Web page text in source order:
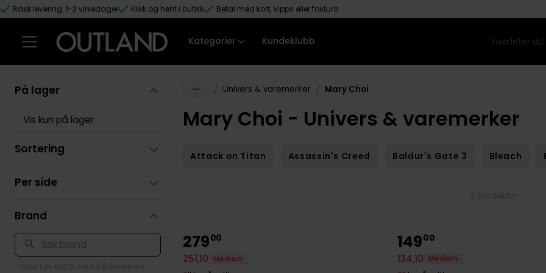
Hopp til hovedinnhold
Rask levering: 1-3 virkedager Klikk og hent i butikk Betal med kort, Vipps eller faktura
Kategorier Kundeklubb
Univers & varemerker Mary Choi
Mary Choi - Univers & varemerker
Attack on Titan Assassin's Creed Baldur's Gate 3 Bleach
27900
251,10
Medlem
14900
134,10
Medlem
På lager
Vis kun på lager
Sortering
Per side
Brand